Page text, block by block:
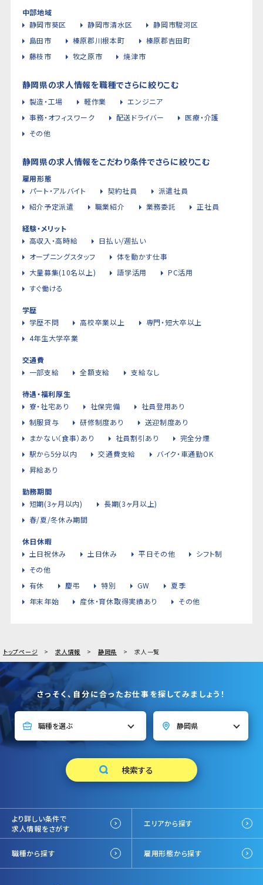
中部地域
静岡市葵区
静岡市清水区
静岡市駿河区
島田市
榛原郡川根本町
榛原郡吉田町
藤枝市
牧之原市 焼津市
静岡県の求人情報を職種でさらに絞りこむ
製造・工場 軽作業
エンジニア
事務・オフィスワーク
配送ドライバー
医療・介護
その他
静岡県の求人情報をこだわり条件でさらに絞りこむ
雇用形態
パート・アルバイト
契約社員
派遣社員
紹介予定派遣
職業紹介 業務委託 正社員
経験・メリット
高収入・高時給
日払い/週払い
オープニングスタッフ
体を動かす仕事
大量募集(10名以上)
語学活用
PC活用
すぐ働ける
学歴
学歴不問
高校卒業以上
専門・短大卒以上
4年生大学卒業
交通費
一部支給
全額支給 支給なし
待遇・福利厚生
寮・社宅あり
社保完備
社員登用あり
制服貸与
研修制度あり
送迎制度あり
まかない（食事）あり
社員割引あり
完全分煙
駅から5分以内
交通費支給
バイク・車通勤OK
昇給あり
勤務期間
短期(3ヶ月以内)
長期(3ヶ月以上)
春/夏/冬休み期間
休日休暇
土日祝休み
土日休み 平日その他
シフト制
その他
有休
慶弔 特別 GW
夏季
年末年始
産休・育休取得実績あり その他
トップページ 求人情報 静岡県 求人一覧
さっそく、自分に合ったお仕事を探してみましょう！
より詳しい条件で
求人情報をさがす
エリアから探す
職種から探す 雇用形態から探す